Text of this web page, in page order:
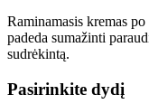
Raminamasis kremas
padeda sumažinti
sudrėkintą.
Pasirinkite dydį